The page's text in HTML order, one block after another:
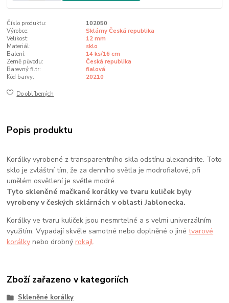
Číslo produktu:
102050
Výrobce:
Sklárny Česká republika
Velikost:
12 mm
Materiál:
sklo
Balení:
14 ks/16 cm
Země původu:
Česká republika
Barevný filtr:
fialová
Kód barvy:
20210
Do oblíbených
Popis produktu
Korálky vyrobené z transparentního skla odstínu alexandrite. Toto
sklo je zvláštní tím, že za denního světla je modrofialové, při
umělém osvětlení je světle modré.
Tyto skleněné mačkané korálky ve tvaru kuliček byly
vyrobeny v českých sklárnách v oblasti Jablonecka.
Korálky ve tvaru kuliček jsou nesmrtelné a s velmi univerzálním
využitím. Vypadají skvěle samotné nebo doplněné o jinétvarové
korálky nebo drobný rokajl.
Zboží zařazeno v kategoriích
Skleněné korálky